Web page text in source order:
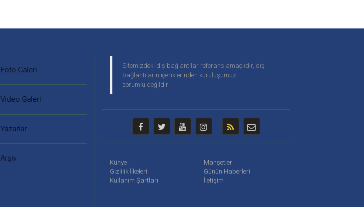
Sitemizdeki dış bağlantılar referans amaçlıdır, dış
bağlantıların içeriklerinden kuruluşumuz
sorumlu değildir
Künye
Gizlilik İlkeleri
Kullanım Şartları
Manşetler
Günün Haberleri
İletişim
Foto Galeri
Video Galeri
Yazarlar
Arşiv